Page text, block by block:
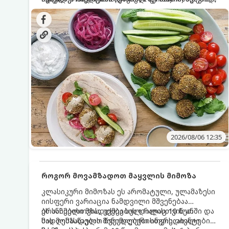
სალათებთან ერთად ან ტახინის (სესამის)
სოუსთან მირთმევისთვის.
იდეალურად შეინარჩუნოს და არ დაიშალოს.
დრო: 10–15 წუთი ულუფა: 20–24 ცალი ბურთულა
(4–6 პორცია)
2026/08/06 12:35
როგორ მოვამზადოთ მაყვლის მიმოზა
კლასიკური მიმოზას ეს არომატული, ულამაზესი
იისფერი ვარიაცია ნამდვილი მშვენებაა
ბრანჩებისთვის, უქმეების დილისთვის ან
სადღესასწაულო წვეულებებისთვის. ახალი
ეს სასმელი მზადდება სულ რაღაც 10 წუთში და
მის მომზადებას მინიმალური ინგრედიენტები